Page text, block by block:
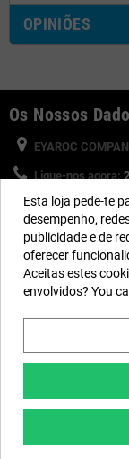
OPINIÕES
Os Nossos
EYAROC
Ligue-nos agora:
Horário:Segunda
Email:
Siga-nos
Esta loja pede-te
desempenho,
publicidade e de
oferecer
Aceitas estes
envolvidos? You